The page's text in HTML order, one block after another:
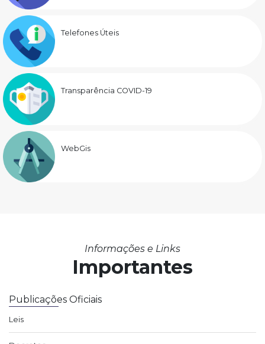
Telefones Úteis
Transparência COVID-19
WebGis
Informações e Links
Importantes
Publicações Oficiais
Leis